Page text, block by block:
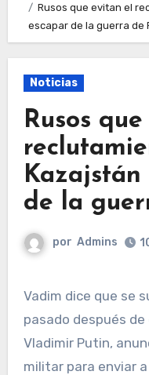
Rusos que evitan el
escapar de la guerra de
Noticias
Rusos
de la
por Admins
Vadim dice que se sumió en la depresión el mes
pasado después
Vladimir Putin,
militar para enviar